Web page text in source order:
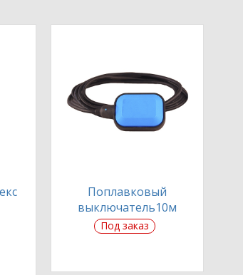
Поплавковый
выключатель10м
Под заказ